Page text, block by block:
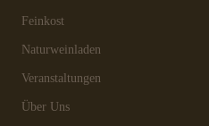
Feinkost
Naturweinladen
Veranstaltungen
Über Uns